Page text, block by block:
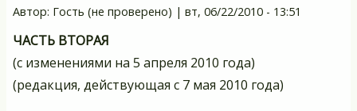
Автор: Гость (не проверено) | вт, 06/22/2010 - 13:51
ЧАСТЬ ВТОРАЯ
(с изменениями на 5 апреля 2010 года)
(редакция, действующая с 7 мая 2010 года)